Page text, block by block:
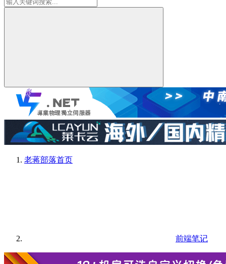
老蒋部落首页
前端笔记